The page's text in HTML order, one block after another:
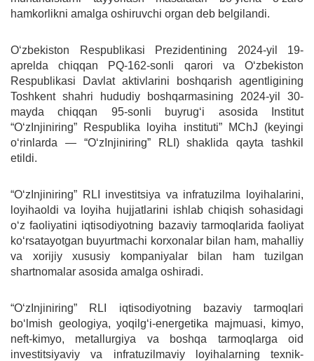
hamkorlikni amalga oshiruvchi organ deb belgilandi.
O‘zbekiston Respublikasi Prezidentining 2024-yil 19-
aprelda chiqqan PQ-162-sonli qarori va O‘zbekiston
Respublikasi Davlat aktivlarini boshqarish agentligining
Toshkent shahri hududiy boshqarmasining 2024-yil 30-
mayda chiqqan 95-sonli buyrug‘i asosida Institut
“O‘zInjiniring” Respublika loyiha instituti” MChJ (keyingi
o‘rinlarda — “O‘zInjiniring” RLI) shaklida qayta tashkil
etildi.
“O‘zInjiniring” RLI investitsiya va infratuzilma loyihalarini,
loyihaoldi va loyiha hujjatlarini ishlab chiqish sohasidagi
o‘z faoliyatini iqtisodiyotning bazaviy tarmoqlarida faoliyat
koʻrsatayotgan buyurtmachi korxonalar bilan ham, mahalliy
va xorijiy xususiy kompaniyalar bilan ham tuzilgan
shartnomalar asosida amalga oshiradi.
“O‘zInjiniring” RLI iqtisodiyotning bazaviy tarmoqlari
boʻlmish geologiya, yoqilg‘i-energetika majmuasi, kimyo,
neft-kimyo, metallurgiya va boshqa tarmoqlarga oid
investitsiyaviy va infratuzilmaviy loyihalarning texnik-